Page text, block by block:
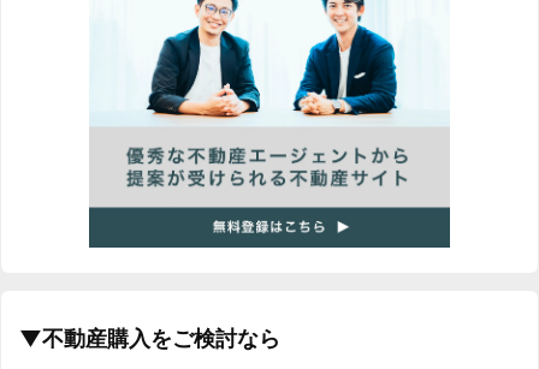
新築一戸建て 相場推移グラフ｜埼玉県
3.8%
2020/02 6.6%
2020/03 0.5%
2020/04 -1.5%
▼不動産購入をご検討なら